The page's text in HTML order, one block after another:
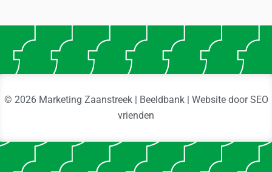
© 2026 Marketing Zaanstreek | Beeldbank | Website doorSEO
vrienden